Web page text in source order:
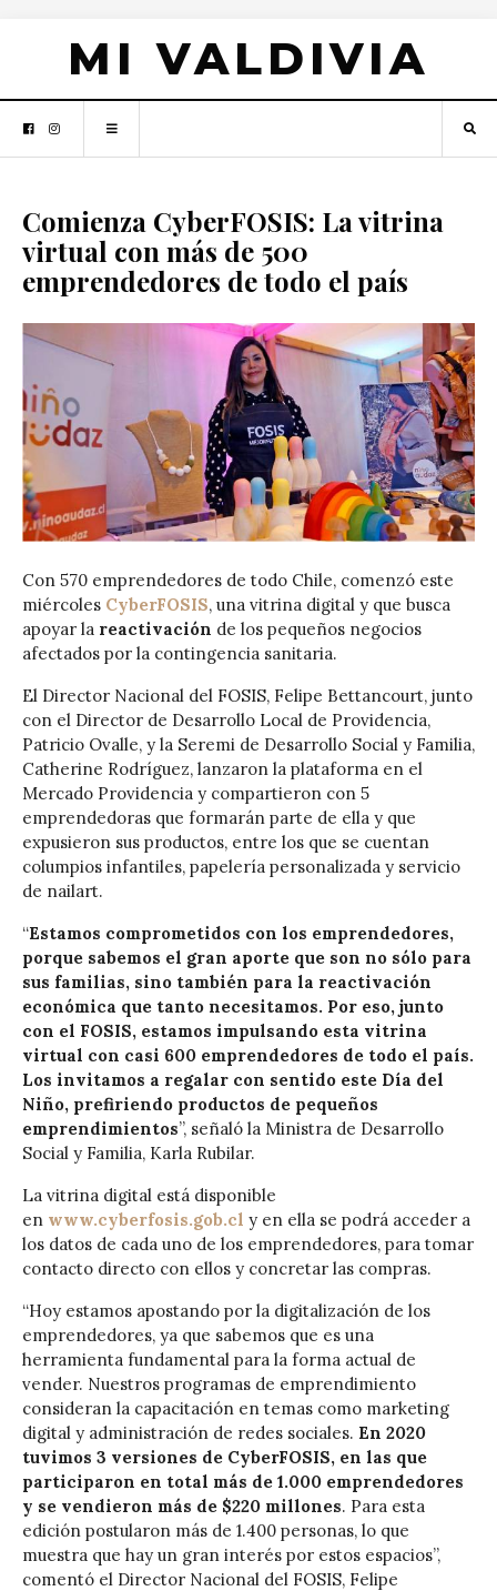
MI VALDIVIA
Comienza CyberFOSIS: La vitrina
virtual con más de 500
emprendedores de todo el país
Con 570 emprendedores de todo Chile, comenzó este
miércoles CyberFOSIS, una vitrina digital y que busca
apoyar la reactivación de los pequeños negocios
afectados por la contingencia sanitaria.
El Director Nacional del FOSIS, Felipe Bettancourt, junto
con el Director de Desarrollo Local de Providencia,
Patricio Ovalle, y la Seremi de Desarrollo Social y Familia,
Catherine Rodríguez, lanzaron la plataforma en el
Mercado Providencia y compartieron con 5
emprendedoras que formarán parte de ella y que
expusieron sus productos, entre los que se cuentan
columpios infantiles, papelería personalizada y servicio
de nailart.
“Estamos comprometidos con los emprendedores,
porque sabemos el gran aporte que son no sólo para
sus familias, sino también para la reactivación
económica que tanto necesitamos. Por eso, junto
con el FOSIS, estamos impulsando esta vitrina
virtual con casi 600 emprendedores de todo el país.
Los invitamos a regalar con sentido este Día del
Niño, prefiriendo productos de pequeños
emprendimientos”, señaló la Ministra de Desarrollo
Social y Familia, Karla Rubilar.
La vitrina digital está disponible
en www.cyberfosis.gob.cl y en ella se podrá acceder a
los datos de cada uno de los emprendedores, para tomar
contacto directo con ellos y concretar las compras.
“Hoy estamos apostando por la digitalización de los
emprendedores, ya que sabemos que es una
herramienta fundamental para la forma actual de
vender. Nuestros programas de emprendimiento
consideran la capacitación en temas como marketing
digital y administración de redes sociales. En 2020
tuvimos 3 versiones de CyberFOSIS, en las que
participaron en total más de 1.000 emprendedores
y se vendieron más de $220 millones. Para esta
edición postularon más de 1.400 personas, lo que
muestra que hay un gran interés por estos espacios”,
comentó el Director Nacional del FOSIS, Felipe